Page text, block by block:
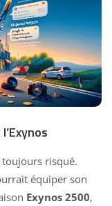
toujours risqué.
équiper son
Exynos 2500,